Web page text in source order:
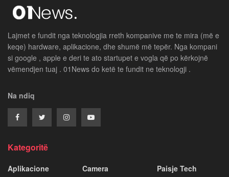
Lajmet e fundit nga teknologjia rreth kompanive me te mira (më e
keqe) hardware, aplikacione, dhe shumë më tepër. Nga kompani
si google , apple e deri te ato startupet e vogla që po kërkojnë
vëmendjen tuaj . 01News do ketë te fundit ne teknologji .
Na ndiq
Kategoritë
Aplikacione
Camera
Paisje Tech